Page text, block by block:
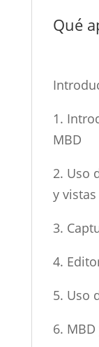
Qué
1.
MBD
2. Uso
y
3.
4.
5. Uso
6.